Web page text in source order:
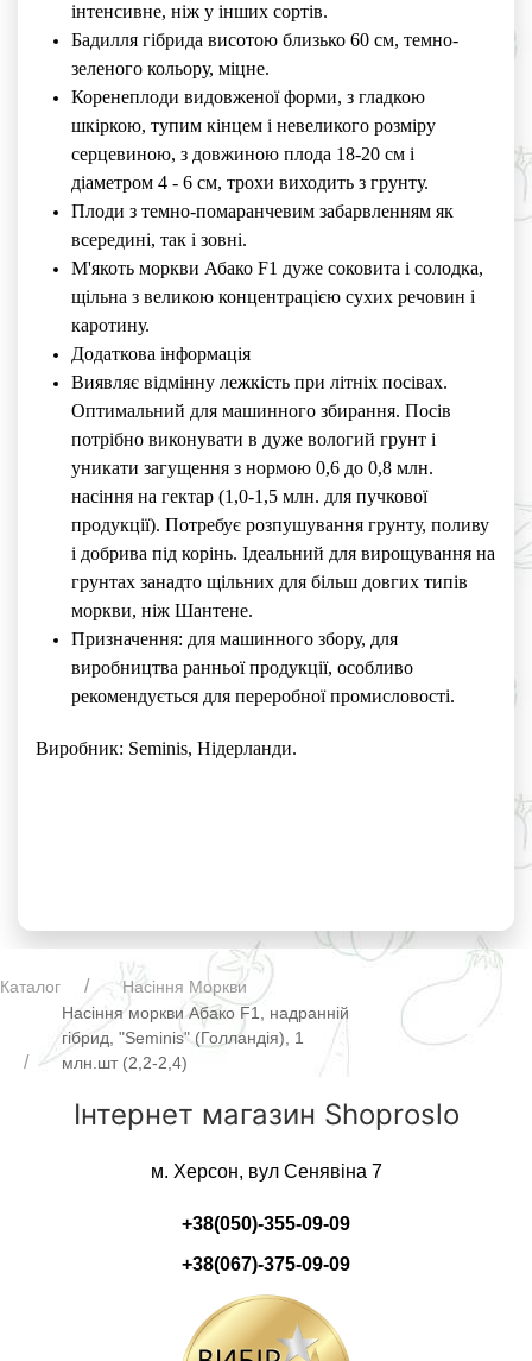
інтенсивне, ніж у інших сортів.
Бадилля гібрида висотою близько 60 см, темно-
зеленого кольору, міцне.
Коренеплоди видовженої форми, з гладкою
шкіркою, тупим кінцем і невеликого розміру
серцевиною, з довжиною плода 18-20 см і
діаметром 4 - 6 см, трохи виходить з грунту.
Плоди з темно-помаранчевим забарвленням як
всередині, так і зовні.
М'якоть моркви Абако F1 дуже соковита і солодка,
щільна з великою концентрацією сухих речовин і
каротину.
Додаткова інформація
Виявляє відмінну лежкість при літніх посівах.
Оптимальний для машинного збирання. Посів
потрібно виконувати в дуже вологий грунт і
уникати загущення з нормою 0,6 до 0,8 млн.
насіння на гектар (1,0-1,5 млн. для пучкової
продукції). Потребує розпушування грунту, поливу
і добрива під корінь. Ідеальний для вирощування на
грунтах занадто щільних для більш довгих типів
моркви, ніж Шантене.
Призначення: для машинного збору, для
виробництва ранньої продукції, особливо
рекомендується для переробної промисловості.
Виробник: Seminis, Нідерланди.
Каталог
Насіння Моркви
Насіння моркви Абако F1, надранній
гібрид, "Seminis" (Голландія), 1
млн.шт (2,2-2,4)
Інтернет магазин Shoproslo
м. Херсон, вул Сенявіна 7
+38(050)-355-09-09
+38(067)-375-09-09